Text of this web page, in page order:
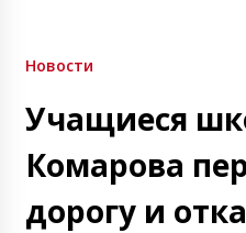
Новости
Учащиеся
Комарова
дорогу и